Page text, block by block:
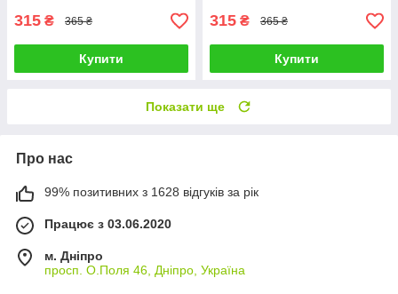
315 ₴ 365 ₴
Купити
315 ₴ 365 ₴
Купити
Показати ще
Про нас
99% позитивних з 1628 відгуків за рік
Працює з 03.06.2020
м. Дніпро
просп. О.Поля 46, Дніпро, Україна